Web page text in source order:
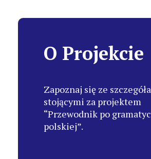
O Projekcie
Zapoznaj się ze
stojącymi za projektem
“Przewodnik po
polskiej”.